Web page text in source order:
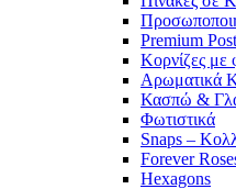
Premium
Κορνίζες με
Αρωματικά
Κασπώ &
Φωτιστικά
Snaps –
Forever
Hexagons